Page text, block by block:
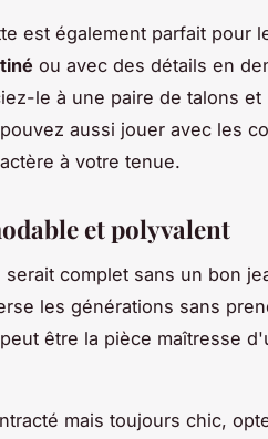
est également parfait pour
ou avec des détails en
le à une paire de talons et
aussi jouer avec les
à votre tenue.
et polyvalent
serait complet sans un bon
les générations sans
être la pièce maîtresse
mais toujours chic,